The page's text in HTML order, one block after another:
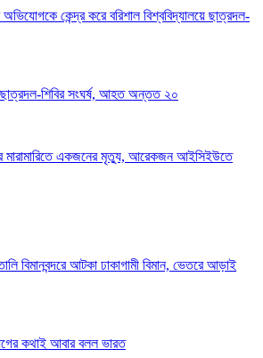
অভিযোগকে কেন্দ্র করে বরিশাল বিশ্ববিদ্যালয়ে ছাত্রদল-
ছাত্রদল-শিবির সংঘর্ষ, আহত অন্তত ২০
মারামারিতে একজনের মৃত্যু, আরেকজন আইসিইউতে
বিমানবন্দরে আটকা ঢাকাগামী বিমান, ভেতরে আড়াই
কথাই আবার বলল ভারত